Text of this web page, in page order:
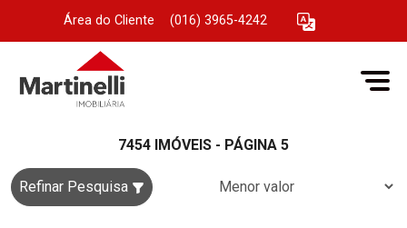
Área do Cliente (016) 3965-4242
7454 IMÓVEIS - PÁGINA 5
Refinar Pesquisa